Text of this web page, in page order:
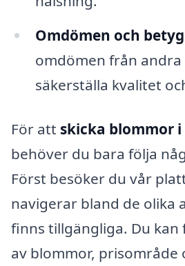
Omdömen och
omdömen från
säkerställa kvalitet
För att skicka blommor
behöver du bara följa
Först besöker du vår
navigerar bland de olika
finns tillgängliga. Du
av blommor, prisområde